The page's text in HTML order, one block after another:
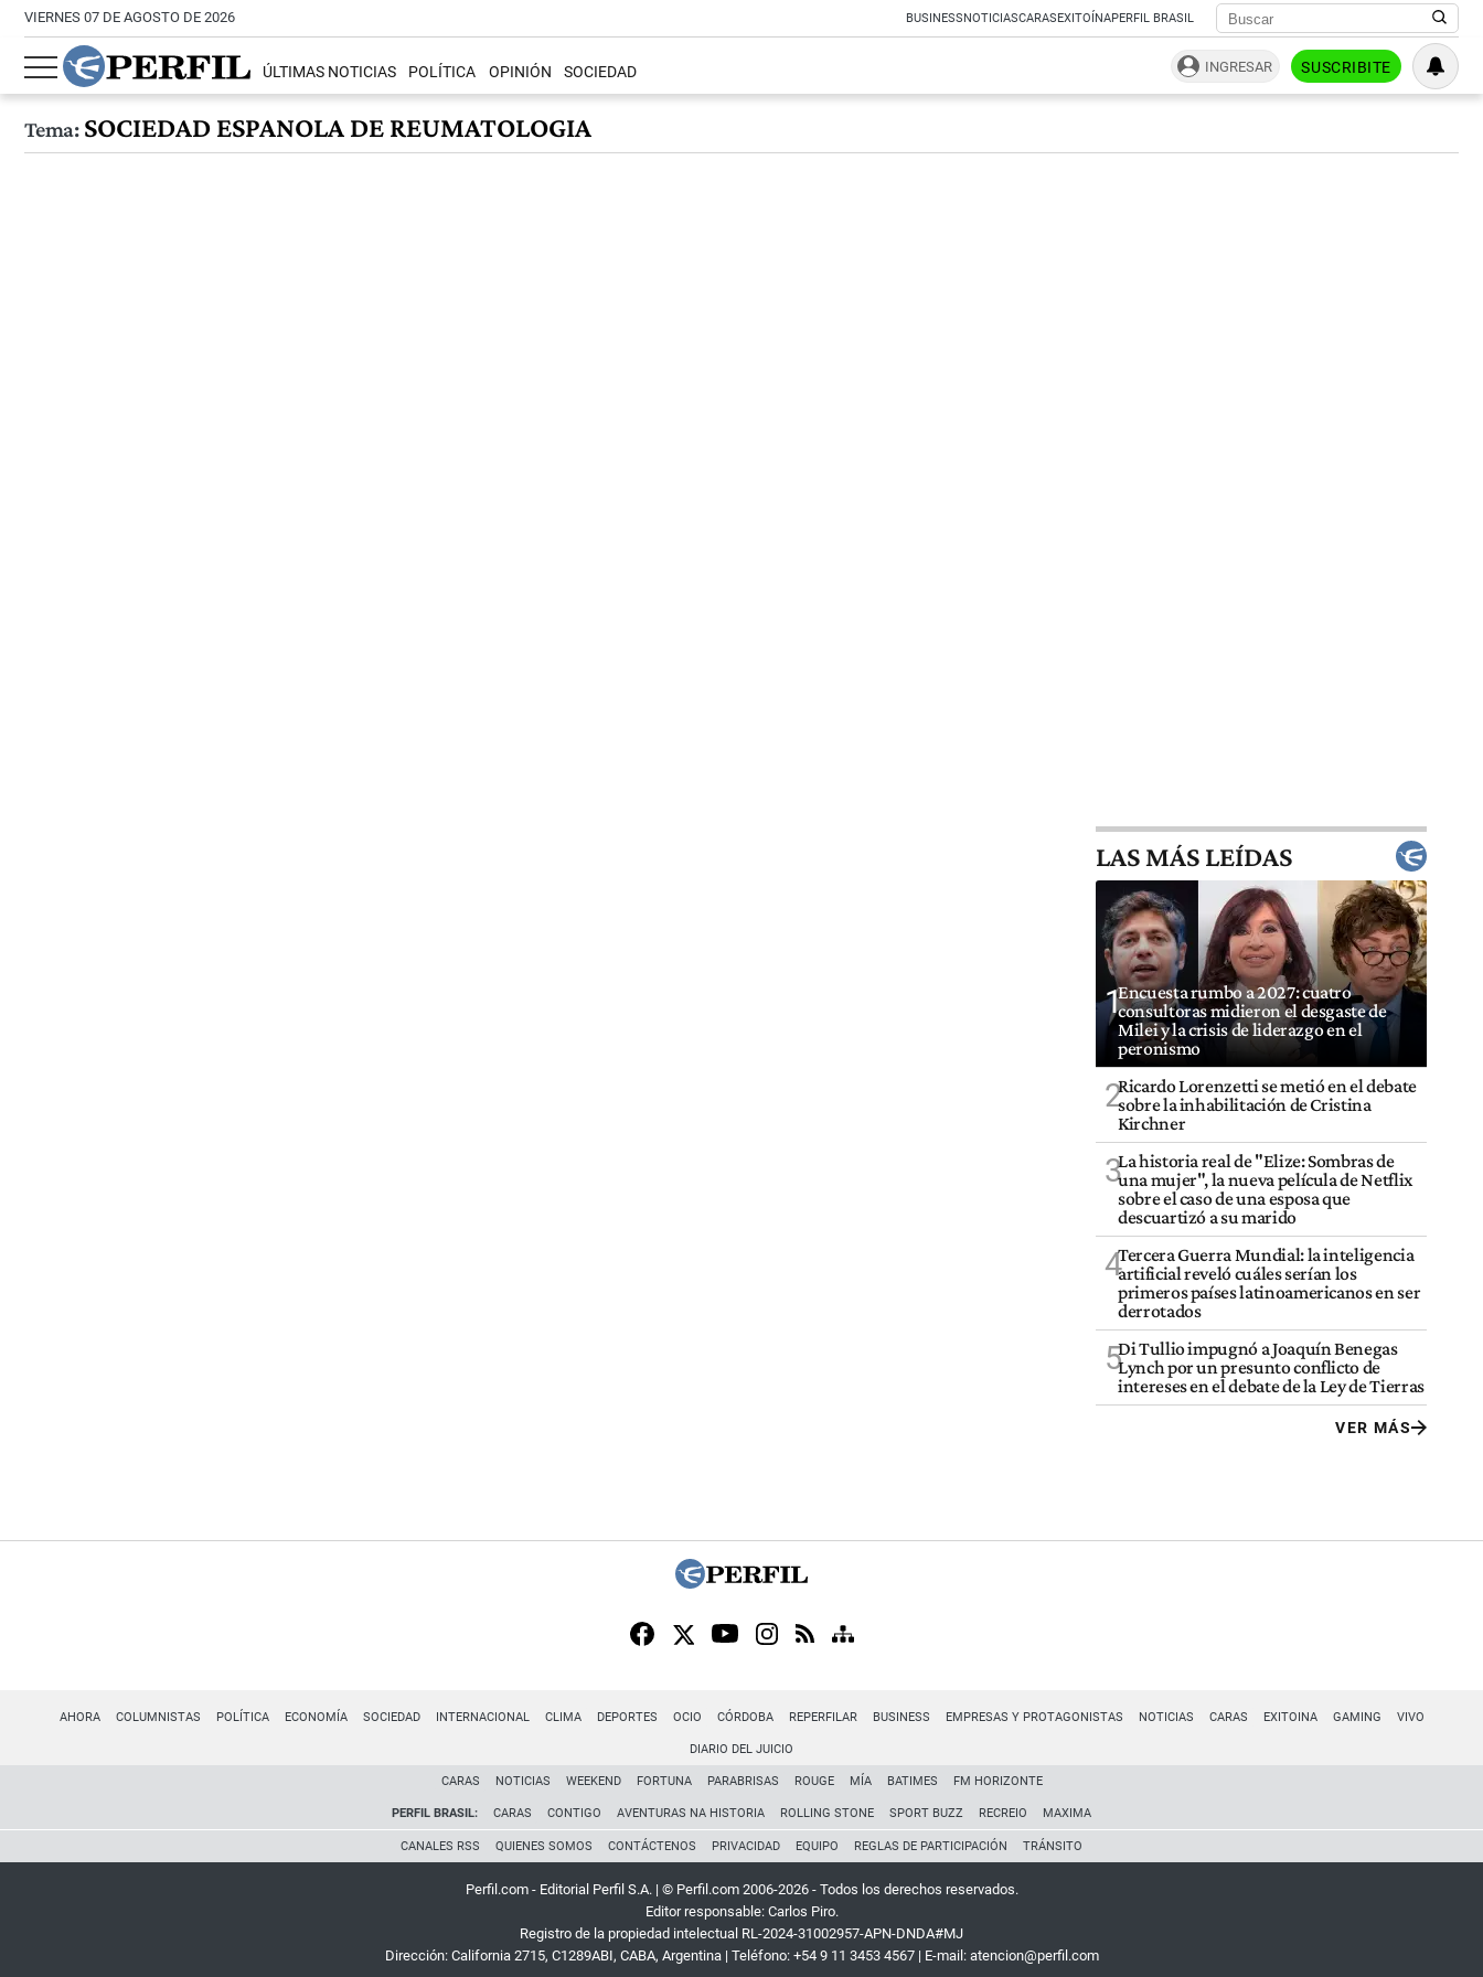
VIERNES 07 DE AGOSTO DE 2026 BUSINESSNOTICIASCARASEXITOÍNAPERFIL BRASIL
ÚLTIMAS NOTICIAS POLÍTICA OPINIÓN SOCIEDAD INGRESAR SUSCRIBITE
Tema:SOCIEDAD ESPANOLA DE REUMATOLOGIA
LAS MÁS LEÍDAS
1Encuesta rumbo a 2027: cuatro
consultoras midieron el desgaste de
Milei y la crisis de liderazgo en el
peronismo
2Ricardo Lorenzetti se metió en el debate
sobre la inhabilitación de Cristina
Kirchner
3La historia real de "Elize: Sombras de
una mujer", la nueva película de Netflix
sobre el caso de una esposa que
descuartizó a su marido
4Tercera Guerra Mundial: la inteligencia
artificial reveló cuáles serían los
primeros países latinoamericanos en ser
derrotados
5Di Tullio impugnó a Joaquín Benegas
Lynch por un presunto conflicto de
intereses en el debate de la Ley de Tierras
VER MÁS
AHORA COLUMNISTAS POLÍTICA ECONOMÍA SOCIEDAD INTERNACIONAL CLIMA DEPORTES OCIO CÓRDOBA REPERFILAR BUSINESS EMPRESAS Y PROTAGONISTAS NOTICIAS CARAS EXITOINA GAMING VIVO
DIARIO DEL JUICIO
CARAS NOTICIAS WEEKEND FORTUNA PARABRISAS ROUGE MÍA BATIMES FM HORIZONTE
PERFIL BRASIL: CARAS CONTIGO AVENTURAS NA HISTORIA ROLLING STONE SPORT BUZZ RECREIO MAXIMA
CANALES RSS QUIENES SOMOS CONTÁCTENOS PRIVACIDAD EQUIPO REGLAS DE PARTICIPACIÓN TRÁNSITO
Perfil.com - Editorial Perfil S.A. | © Perfil.com 2006-2026 - Todos los derechos reservados.
Editor responsable: Carlos Piro.
Registro de la propiedad intelectual RL-2024-31002957-APN-DNDA#MJ
Dirección: California 2715, C1289ABI, CABA, Argentina| Teléfono: +54 9 11 3453 4567| E-mail: atencion@perfil.com